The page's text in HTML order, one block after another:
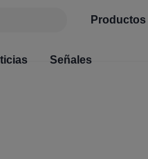
Productos
Mercado Noticias
Señales